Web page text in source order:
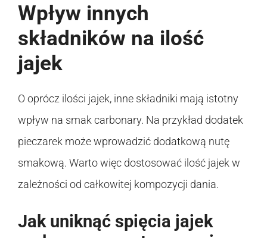
Wpływ innych
składników na ilość
jajek
O oprócz ilości jajek, inne składniki mają istotny
wpływ na smak carbonary. Na przykład dodatek
pieczarek może wprowadzić dodatkową nutę
smakową. Warto więc dostosować ilość jajek w
zależności od całkowitej kompozycji dania.
Jak uniknąć spięcia jajek